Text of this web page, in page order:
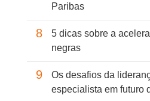
Paribas
8
5 dicas sobre a
negras
9
Os desafios da
especialista em futuro